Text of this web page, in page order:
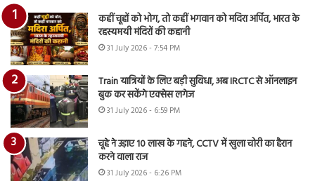
कहीं चूहों को भोग, तो कहीं भगवान को मदिरा अर्पित, भारत के
रहस्यमयी मंदिरों की कहानी
31 July 2026 - 7:54 PM
Train यात्रियों के लिए बड़ी सुविधा, अब IRCTC से ऑनलाइन
बुक कर सकेंगे एक्सेस लगेज
31 July 2026 - 6:59 PM
चूहे ने उड़ाए 10 लाख के गहने, CCTV में खुला चोरी का हैरान
करने वाला राज
31 July 2026 - 6:26 PM